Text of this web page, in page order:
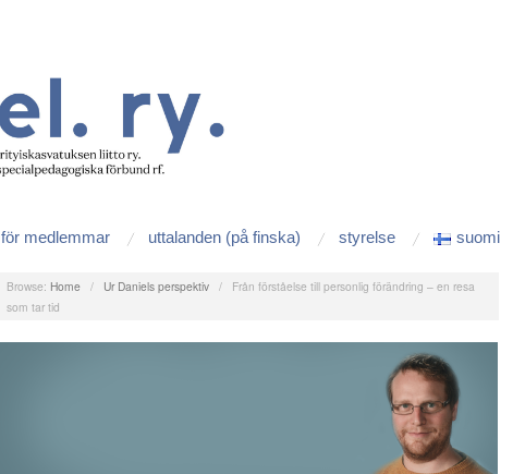
för medlemmar uttalanden (på finska) styrelse suomi
Browse: Home / Ur Daniels perspektiv /
Från förståelse till personlig förändring – en resa
som tar tid